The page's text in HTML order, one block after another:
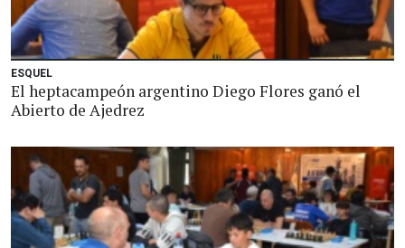
ESQUEL
El heptacampeón argentino Diego Flores ganó el
Abierto de Ajedrez